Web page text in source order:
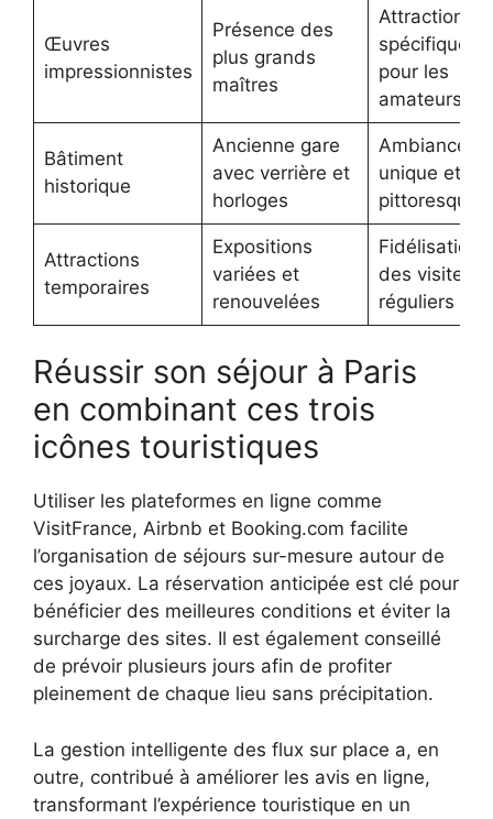
Œuvres
impressionnistes
Présence des
plus grands
maîtres
Attraction
spécifique
pour les
amateurs
Bâtiment
historique
Ancienne gare
avec verrière et
horloges
Ambiance
unique et
pittoresque
Attractions
temporaires
Expositions
variées et
renouvelées
Fidélisation
des visiteurs
réguliers
Réussir son séjour à Paris
en combinant ces trois
icônes touristiques
Utiliser les plateformes en ligne comme
VisitFrance, Airbnb et Booking.com facilite
l’organisation de séjours sur-mesure autour de
ces joyaux. La réservation anticipée est clé pour
bénéficier des meilleures conditions et éviter la
surcharge des sites. Il est également conseillé
de prévoir plusieurs jours afin de profiter
pleinement de chaque lieu sans précipitation.
La gestion intelligente des flux sur place a, en
outre, contribué à améliorer les avis en ligne,
transformant l’expérience touristique en un